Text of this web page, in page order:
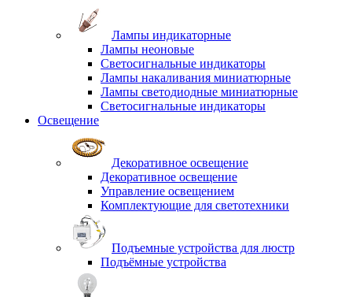
Лампы индикаторные
Лампы неоновые
Светосигнальные индикаторы
Лампы накаливания миниатюрные
Лампы светодиодные миниатюрные
Светосигнальные индикаторы
Освещение
Декоративное освещение
Декоративное освещение
Управление освещением
Комплектующие для светотехники
Подъемные устройства для люстр
Подъёмные устройства